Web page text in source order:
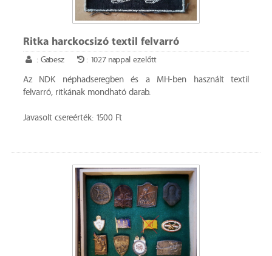
Ritka harckocsizó textil felvarró
: Gabesz : 1027 nappal ezelőtt
Az NDK néphadseregben és a MH-ben használt textil
felvarró, ritkának mondható darab.
Javasolt csereérték: 1500 Ft